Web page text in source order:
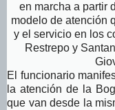
en marcha a partir
modelo de atención
y el servicio en los
Restrepo y
El funcionario
la atención de la
que van desde la